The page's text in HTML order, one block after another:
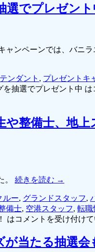
選でプレゼント
ャンペーンでは、バニ
ンダント , プレゼントキ
抽選でプレゼント中 は
や整備士、地上
。 続きを読む →
ルー, グランドスタッフ,
備士, 空港スタッフ, 転職
はコメントを受け付けて
当たる抽選会